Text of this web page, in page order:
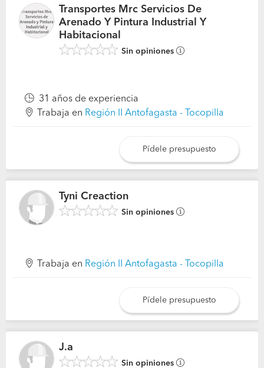
Transportes Mrc Servicios De
Arenado Y Pintura Industrial Y
Habitacional
Sin opiniones
31 años de experiencia
Trabaja en Región II Antofagasta - Tocopilla
Pídele presupuesto
Tyni Creaction
Sin opiniones
Trabaja en Región II Antofagasta - Tocopilla
Pídele presupuesto
J.a
Sin opiniones